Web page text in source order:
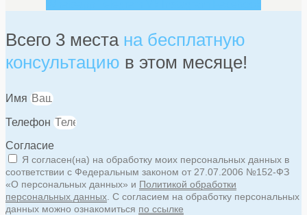
Всего 3 местана бесплатную
консультацию в этом месяце!
Имя
Телефон
Согласие
Я согласен(на) на обработку моих персональных данных в
соответствии с Федеральным законом от 27.07.2006 №152-ФЗ
«О персональных данных» и Политикой обработки
персональных данных . С согласием на обработку персональных
данных можно ознакомиться по ссылке